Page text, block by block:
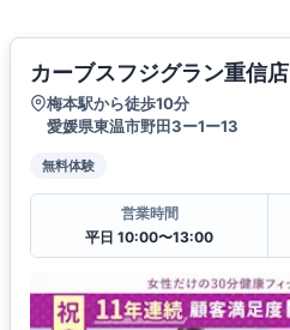
カーブスフジグラン重信店
梅本駅から徒歩10分
愛媛県東温市野田3ー1ー13
無料体験
営業時間
平日 10:00〜13:00